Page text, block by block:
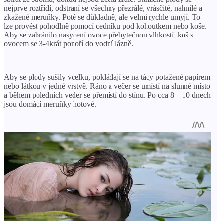
nejprve roztřídí, odstraní se všechny přezrálé, vrásčité, nahnilé a
zkažené meruňky. Poté se důkladně, ale velmi rychle umyjí. To
lze provést pohodlně pomocí cedníku pod kohoutkem nebo koše.
Aby se zabránilo nasycení ovoce přebytečnou vlhkostí, koš s
ovocem se 3-4krát ponoří do vodní lázně.
Aby se plody sušily vcelku, pokládají se na tácy potažené papírem
nebo látkou v jedné vrstvě. Ráno a večer se umístí na slunné místo
a během poledních veder se přemístí do stínu. Po cca 8 – 10 dnech
jsou domácí meruňky hotové.